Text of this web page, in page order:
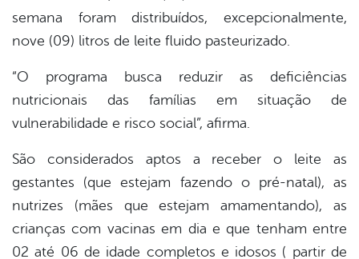
semana foram distribuídos, excepcionalmente,
nove (09) litros de leite fluido pasteurizado.
“O programa busca reduzir as deficiências
nutricionais das famílias em situação de
vulnerabilidade e risco social”, afirma.
São considerados aptos a receber o leite as
gestantes (que estejam fazendo o pré-natal), as
nutrizes (mães que estejam amamentando), as
crianças com vacinas em dia e que tenham entre
02 até 06 de idade completos e idosos ( partir de